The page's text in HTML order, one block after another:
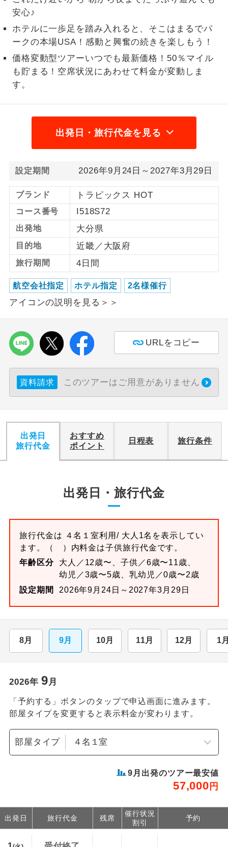
安心♪
ホテルに一歩足を踏み入れると、そこはまるでパ
ークの本場USA！感動と興奮の続きを楽しもう！
価格変動型ツアーいつでも最新価格！50％マイル
も貯まる！空席状況にあわせて料金が変動しま
す。
出発日・旅行代金を見る
設定期間 2026年9月24日～2027年3月29日
ブランド トラピックス HOT
コース番号 I518S72
出発地 大分県
目的地 近畿／大阪府
旅行期間 4日間
航空会社指定 ホテル指定 2名様催行
アイコンの説明を見る＞＞
URLをコピー
資料請求 このツアーはご用意がありません
出発日
旅行代金
おすすめ
ポイント
日程表 旅行条件
出発日・旅行代金
旅行代金は ４名１室利用/ 大人1名を表示してい
ます。
（ ）内料金は子供旅行代金です。
年齢区分
大人／12歳〜、子供／6歳〜11歳、
幼児／3歳〜5歳、乳幼児／0歳〜2歳
設定期間
2026年9月24日～2027年3月29日
8月 9月 10月 11月 12月 1
2026年 9月
「予約する」ボタンのタップで申込画面に進みます。
部屋タイプを変更すると表示料金が変わります。
部屋タイプ
9 月出発のツアー最安値
57,000 円
出発日 旅行代金 残席
催行状況
割引
予約
おひとり様参
加限定
スです。
1名様1室同代
金
1名様1室利用でも追加料金がかからない
コースです。
女性限定でご参加いただけるコースで
す。
航空会社指定
画にとても便利です。
ホテル指定
ご紹介するホテルを指定したコースで
す。
おひとり様バ
ス2席利用
おひとり様でバス席を2席利⽤できま
す。